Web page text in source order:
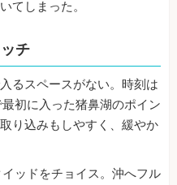
てしまった。
チ
るスペースがない。時刻は
初に入った猪鼻湖のポイン
り込みもしやすく、緩やか
ッドをチョイス。沖へフル